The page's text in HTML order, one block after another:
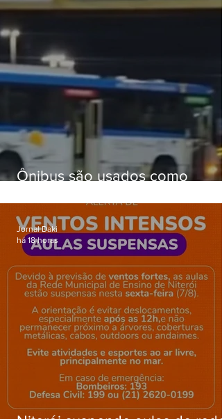
Ônibus são usados como
Gardênia Azul
Jornal Daki
há 18 horas